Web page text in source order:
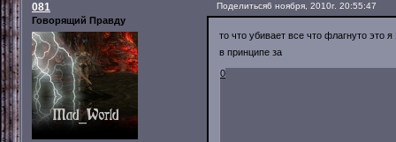
Поделиться6 ноября, 2010г. 20:55:47
081
Говорящий Правду
то что убивает все что флагнуто это
в принципе за
0